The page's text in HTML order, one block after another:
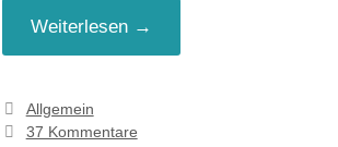
Weiterlesen →
Kategorien
Allgemein
37 Kommentare